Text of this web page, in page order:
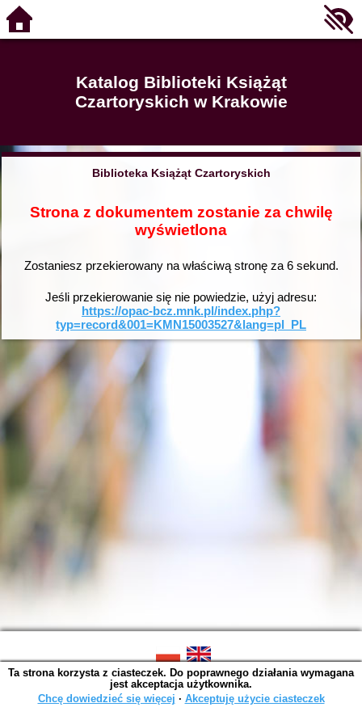
Katalog Biblioteki Książąt
Czartoryskich w Krakowie
Biblioteka Książąt Czartoryskich
Strona z dokumentem zostanie za chwilę
wyświetlona
Zostaniesz przekierowany na właściwą stronę za 6sekund.
Jeśli przekierowanie się nie powiedzie, użyj adresu:
https://opac-bcz.mnk.pl/index.php?
typ=record&001=KMN15003527&lang=pl_PL
SOWA OPAC v. 6.11.10 (2026-07-24)
Wygenerowano w 0,0015 s.
Ta strona korzysta z ciasteczek. Do poprawnego działania wymagana
jest akceptacja użytkownika.
Chcę dowiedzieć się więcej ∙ Akceptuję użycie ciasteczek